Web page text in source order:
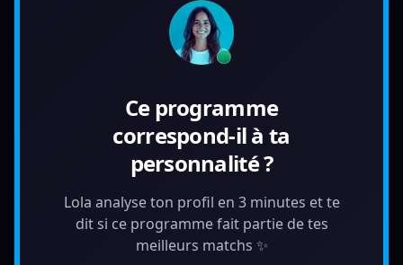
Ce programme
correspond-il à ta
personnalité ?
Lola analyse ton profil en 3 minutes et te
dit si ce programme fait partie de tes
meilleurs matchs ✨